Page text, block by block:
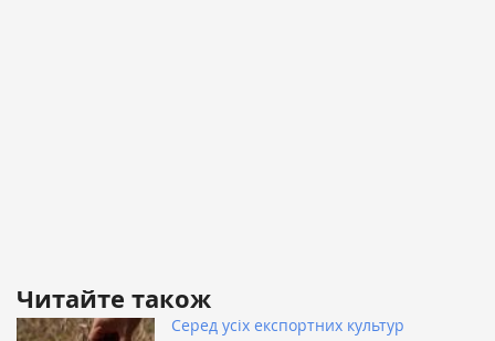
Читайте також
Серед усіх експортних культур